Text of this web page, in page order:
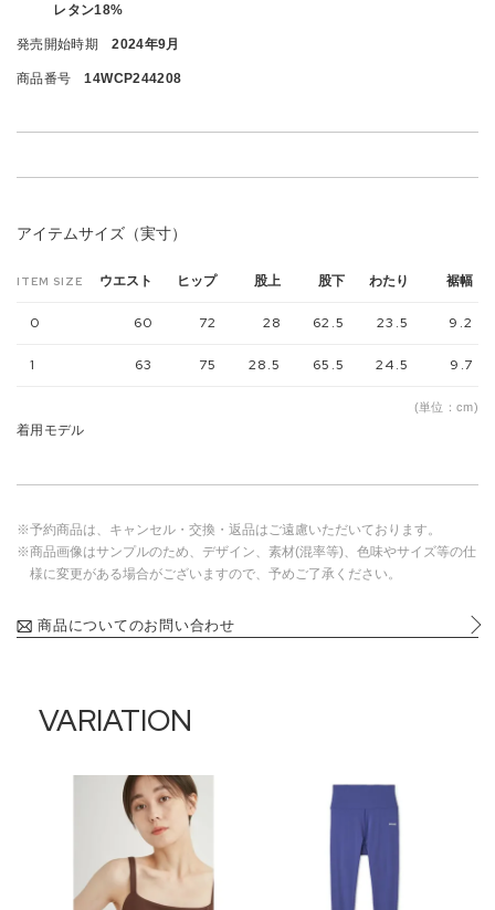
レタン18%
発売開始時期 2024年9月
商品番号 14WCP244208
アイテムサイズ（実寸）
ITEM SIZE ウエスト ヒップ 股上 股下 わたり 裾幅
0 60 72 28 62.5 23.5 9.2
1 63 75 28.5 65.5 24.5 9.7
(単位：cm)
着用モデル
※予約商品は、キャンセル・交換・返品はご遠慮いただいております。
※商品画像はサンプルのため、デザイン、素材(混率等)、色味やサイズ等の仕
様に変更がある場合がございますので、予めご了承ください。
商品についてのお問い合わせ
VARIATION